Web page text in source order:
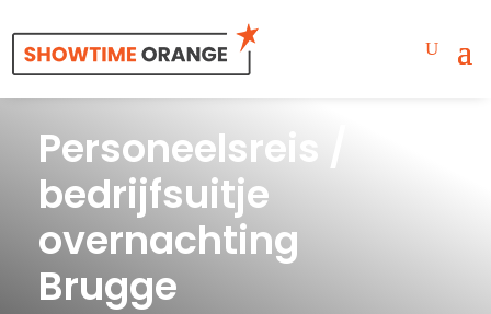
Personeelsreis /
bedrijfsuitje
overnachting
Brugge